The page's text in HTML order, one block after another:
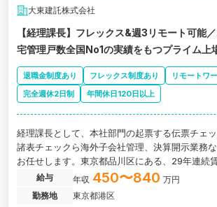
大東建託株式会社
【経理課長】フレックス&週3リモート可能
宅管理戸数全国No1の実績をもつプライム上
退職金制度あり フレックス制度あり
リモートワ
完全週休2日制
年間休日120日以上
経理課長として、本社部門の起票する伝票チェ
諸表チェックら海外子会社管理、決算開示業務
お任せします。東京都品川区にある、29年連続
国No1の実績をもつプライム上場企業の求人です。
給与 年収 450〜840 万円
勤務地
東京都港区